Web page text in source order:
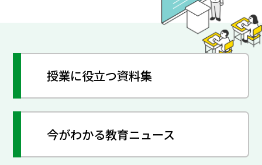
授業に役立つ資料集
今がわかる教育ニュース